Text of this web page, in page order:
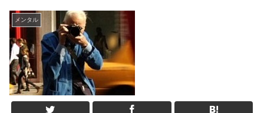
メンタル